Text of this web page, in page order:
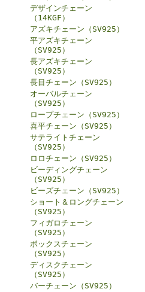
デザインチェーン
（14KGF）
アズキチェーン（SV925）
平アズキチェーン
（SV925）
長アズキチェーン
（SV925）
長目チェーン（SV925）
オーバルチェーン
（SV925）
ロープチェーン（SV925）
喜平チェーン（SV925）
サテライトチェーン
（SV925）
ロロチェーン（SV925）
ビーディングチェーン
（SV925）
ビーズチェーン（SV925）
ショート＆ロングチェーン
（SV925）
フィガロチェーン
（SV925）
ボックスチェーン
（SV925）
ディスクチェーン
（SV925）
バーチェーン（SV925）